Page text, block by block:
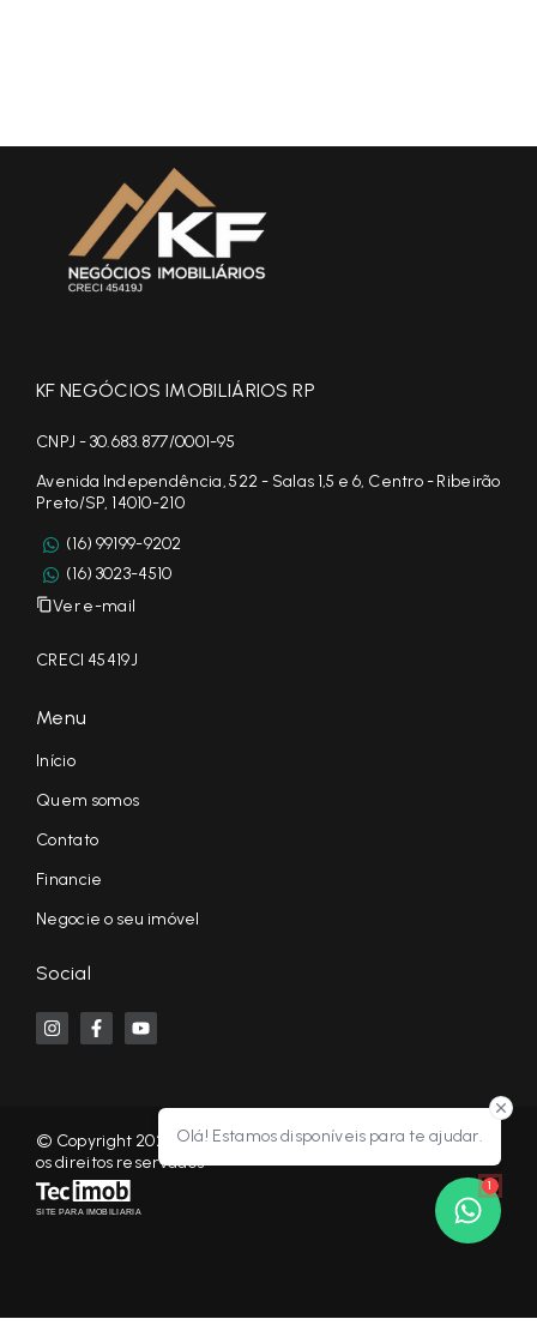
Olá! Estamos disponíveis para te ajudar.
1
KF NEGÓCIOS IMOBILIÁRIOS RP
CNPJ - 30.683.877/0001-95
Avenida Independência, 522 - Salas 1,5 e 6, Centro - Ribeirão
Preto/SP, 14010-210
(16) 99199-9202
(16) 3023-4510
Ver e-mail
CRECI 45419J
Menu
Início
Quem somos
Contato
Financie
Negocie o seu imóvel
Social
© Copyright 2026 - KF NEGÓCIOS IMOBILIÁRIOS RP - Todos
os direitos reservados
SITE PARA IMOBILIARIA